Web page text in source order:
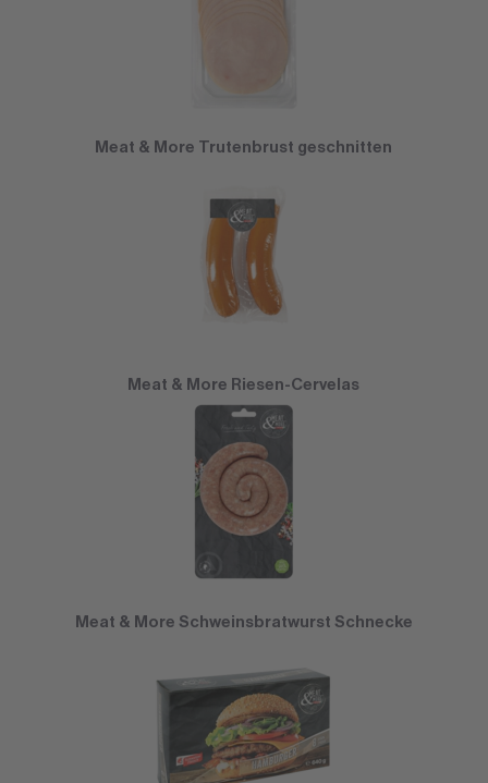
Meat & More Trutenbrust geschnitten
Meat & More Riesen-Cervelas
Meat & More Schweinsbratwurst Schnecke